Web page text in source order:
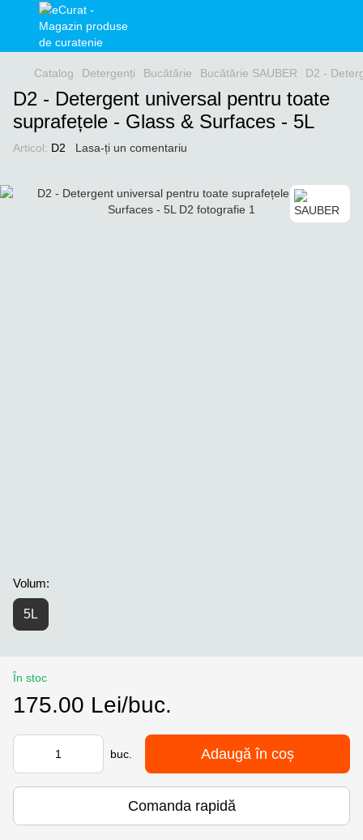
Catalog Detergenți Bucătărie Bucătărie SAUBER D2 -
D2 - Detergent universal pentru toate
suprafețele - Glass & Surfaces - 5L
Articol: D2 Lasa-ți un comentariu
Volum:
5L
În stoc
175.00 Lei/buc.
buc. Adaugă în coș
Comanda rapidă